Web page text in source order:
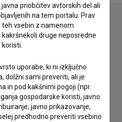
filmov. Veseli bomo vaših
priobčitev avtorskih del ali
na tem portalu. Prav
vsebin z namenom
druge neposredne
uporabe, ki ni izključno
dolžni sami preveriti, ali je
in pod kakšnimi pogoji (npr.
gospodarske koristi, javno
javno prikazovanje,
predhodno preveriti vsebino